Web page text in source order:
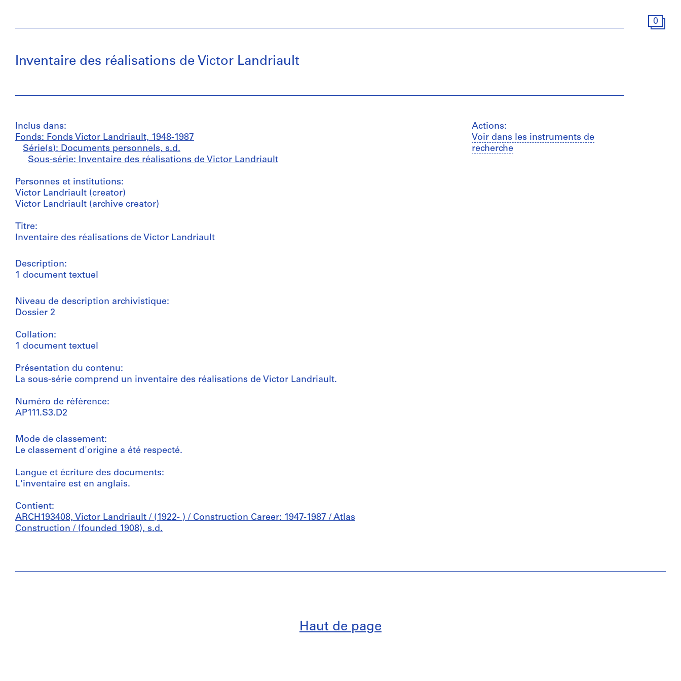
0
Inventaire des réalisations de Victor Landriault
Inclus dans:
Fonds: Fonds Victor Landriault, 1948-1987
Série(s): Documents personnels, s.d.
Sous-série: Inventaire des réalisations de Victor Landriault
Personnes et institutions:
Victor Landriault (creator)
Victor Landriault (archive creator)
Titre:
Inventaire des réalisations de Victor Landriault
Description:
1 document textuel
Niveau de description archivistique:
Dossier 2
Collation:
1 document textuel
Présentation du contenu:
La sous-série comprend un inventaire des réalisations de Victor Landriault.
Numéro de référence:
AP111.S3.D2
Mode de classement:
Le classement d'origine a été respecté.
Langue et écriture des documents:
L'inventaire est en anglais.
Contient:
ARCH193408, Victor Landriault / (1922- ) / Construction Career: 1947-1987 / Atlas
Construction / (founded 1908), s.d.
Actions:
Voir dans les instruments de
recherche
Haut de page